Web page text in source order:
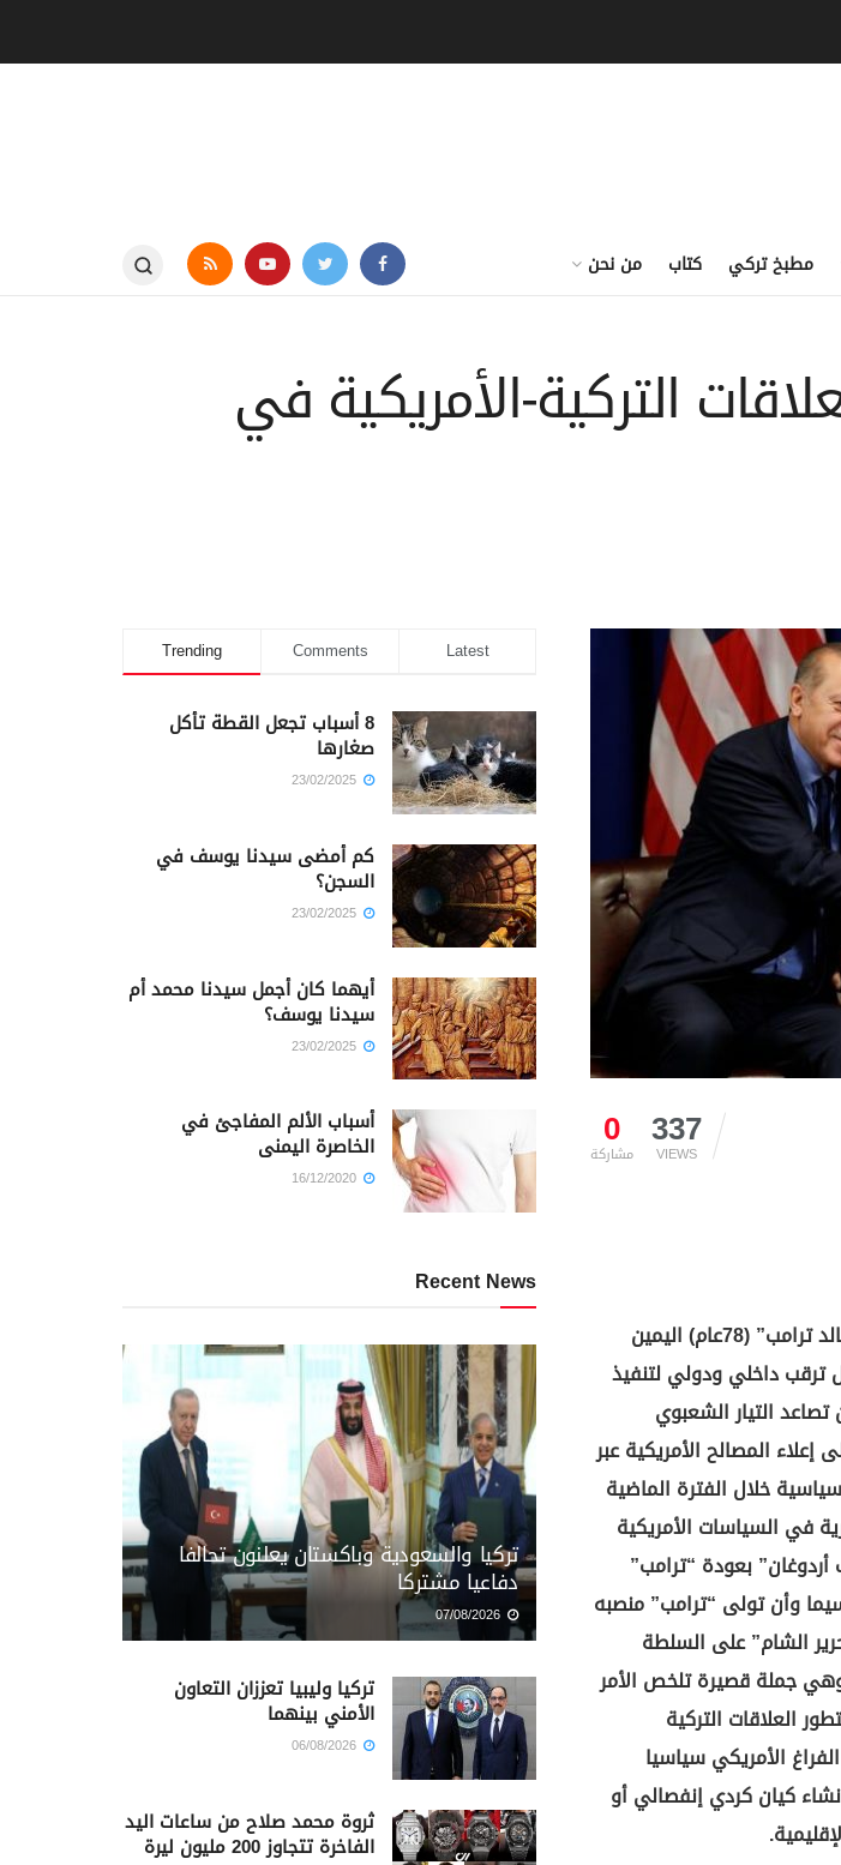
مطبخ تركي كتاب من نحن
التركية-الأمريكية في
0
مشاركة 337
VIEWS
القاهرة (زمان التركية)ــ أدى الرئيس الأمريكي المنتخب عن الحزب الجمهوري “دونالد ترامب” (78عام) اليمين
المتحدة، وذلك في ظل ترقب داخلي ودولي لتنفيذ
التيار الشعبوي
المصالح الأمريكية عبر
خلال الفترة الماضية
في السياسات الأمريكية
بعودة “ترامب”
وأن تولى “ترامب” منصبه
2024، وسيطرة “هيئة تحرير الشام” على السلطة
جملة قصيرة تلخص الأمر
العلاقات التركية
الأمريكي سياسيا
كيان كردي إنفصالي أو
Trending Comments Latest
8 أسباب تجعل القطة تأكل
صغارها
كم أمضى سيدنا يوسف في
السجن؟
أيهما كان أجمل سيدنا محمد أم
سيدنا يوسف؟
أسباب الألم المفاجئ في
الخاصرة اليمنى
Recent News
تركيا والسعودية وباكستان يعلنون تحالفا
دفاعيا مشتركا
تركيا وليبيا تعززان التعاون
الأمني بينهما
ثروة محمد صلاح من ساعات اليد
الفاخرة تتجاوز 200 مليون ليرة